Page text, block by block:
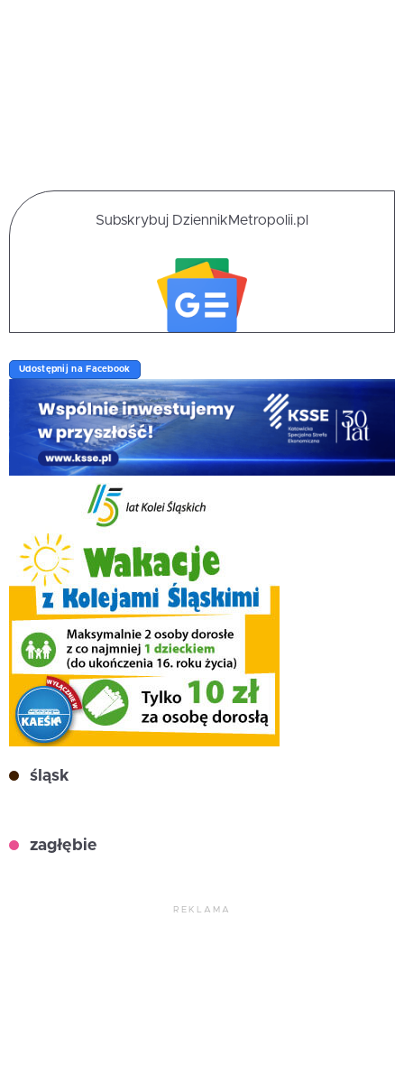
Subskrybuj DziennikMetropolii.pl
Udostępnij na Facebook
śląsk
zagłębie
REKLAMA